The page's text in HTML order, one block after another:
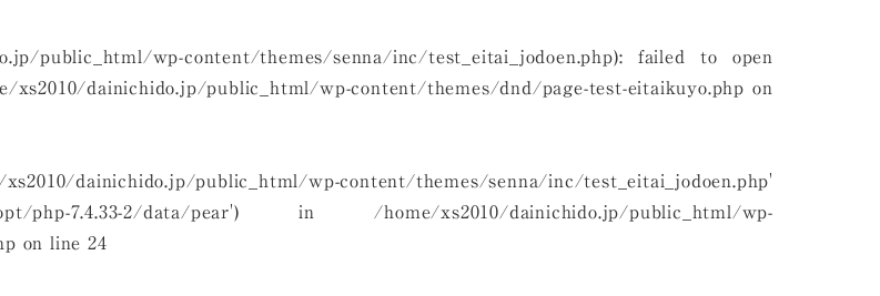
public_html/wp-content/themes/senna/inc/test_eitai_jodoen.php): failed to open
xs2010/dainichido.jp/public_html/wp-content/themes/dnd/page-test-eitaikuyo.php on
dainichido.jp/public_html/wp-content/themes/senna/inc/test_eitai_jodoen.php'
php-7.4.33-2/data/pear') in /home/xs2010/dainichido.jp/public_html/wp-
on line24